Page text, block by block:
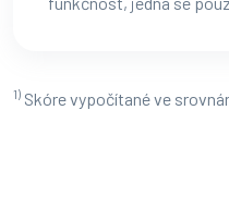
1) Skóre vypočítané ve